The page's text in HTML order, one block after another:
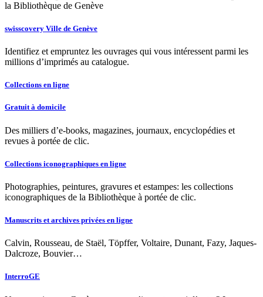
la Bibliothèque de Genève
swisscovery Ville de Genève
Identifiez et empruntez les ouvrages qui vous intéressent parmi les
millions d’imprimés au catalogue.
Collections en ligne
Gratuit à domicile
Des milliers d’e-books, magazines, journaux, encyclopédies et
revues à portée de clic.
Collections iconographiques en ligne
Photographies, peintures, gravures et estampes: les collections
iconographiques de la Bibliothèque à portée de clic.
Manuscrits et archives privées en ligne
Calvin, Rousseau, de Staël, Töpffer, Voltaire, Dunant, Fazy, Jaques-
Dalcroze, Bouvier…
InterroGE